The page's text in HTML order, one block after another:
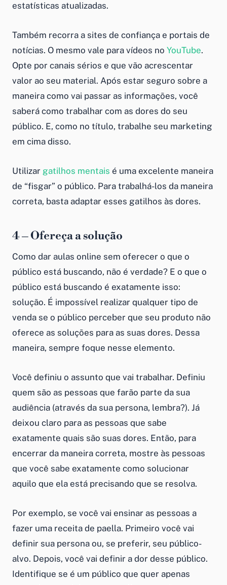
estatísticas atualizadas.
Também recorra a sites de confiança e portais de
notícias. O mesmo vale para vídeos no YouTube.
Opte por canais sérios e que vão acrescentar
valor ao seu material. Após estar seguro sobre a
maneira como vai passar as informações, você
saberá como trabalhar com as dores do seu
público. E, como no título, trabalhe seu marketing
em cima disso.
Utilizar gatilhos mentais é uma excelente maneira
de “fisgar” o público. Para trabalhá-los da maneira
correta, basta adaptar esses gatilhos às dores.
4 – Ofereça a solução
Como dar aulas online sem oferecer o que o
público está buscando, não é verdade? E o que o
público está buscando é exatamente isso:
solução. É impossível realizar qualquer tipo de
venda se o público perceber que seu produto não
oferece as soluções para as suas dores. Dessa
maneira, sempre foque nesse elemento.
Você definiu o assunto que vai trabalhar. Definiu
quem são as pessoas que farão parte da sua
audiência (através da sua persona, lembra?). Já
deixou claro para as pessoas que sabe
exatamente quais são suas dores. Então, para
encerrar da maneira correta, mostre às pessoas
que você sabe exatamente como solucionar
aquilo que ela está precisando que se resolva.
Por exemplo, se você vai ensinar as pessoas a
fazer uma receita de paella. Primeiro você vai
definir sua persona ou, se preferir, seu público-
alvo. Depois, você vai definir a dor desse público.
Identifique se é um público que quer apenas